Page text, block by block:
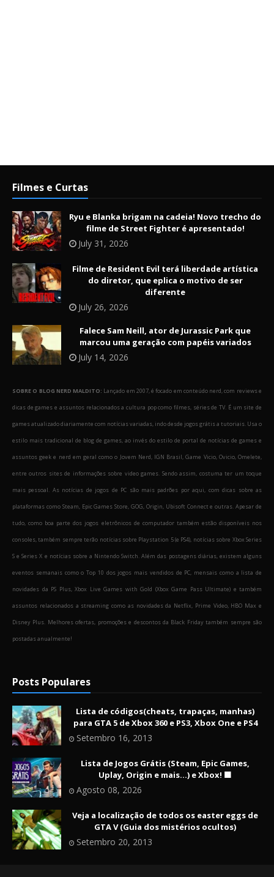
Filmes e Curtas
Ryu e Blanka brigam na cadeia! Novo trecho do
filme de Street Fighter é apresentado!
July 31, 2026
Filme de Resident Evil terá liberdade artística
do diretor, que eplica o motivo de ser
diferente
July 26, 2026
Falece Sam Neill, ator de Jurassic Park que
marcou uma geração com papéis variados
July 14, 2026
SOBRE O BLOG NERD MALDITO: Lançado em 2007, é focado em conteúdo nerd, com reviews e
dicas de games e assuntos relacionados a cultura pop como filmes, séries de TV. É um site de
games atualizado diariamente com notícias variadas, indo desde jogos grátis a tutoriais. Usa o
estilo mais tradicional de blog de games, ao invés do estilo de portal de notícias de games e
assuntos geek e nerd em geral como o Jovem Nerd, IGN Brasil, Game Vicio, Ovicio, Omelete,
entre outros sites de informações sobre video games. Sendo assim, costuma ter um toque
mais pessoal. As notícias de jogos de PC são mais padrões por aqui, com dicas sobre as
plataformas como Steam, Epic Games Store, GOG, Origin, Ubisoft Connect e outras. Apesar de
tudo, como boa parte dos jogos eletrônicos de computador também estão disponíveis nos
consoles, também sempre terão notícias sobre Playstation 5 (e PS4), notícias sobre Xbox Series
S e Series X e notícias sobre a Nintendo Switch. Além das postagens diárias, existem alguns
eventos semanais como o Top 10 dos jogos mais vendidos de PC, mensais como a lista de
novidades da PS Plus, Xbox Live Games with Gold (Xbox Game Pass Ultimate) e também
assuntos relacionados a streaming como as novidades da Netflix, Prime Video, HBO Max e
Disney Plus. Melhores ofertas, promoções e descontos da Black Friday também sempre são
postadas anualmente!
Posts Populares
Lista de códigos(cheats, trapaças, manhas)
para GTA 5 de Xbox 360 e PS3, Xbox One e PS4
Setembro 16, 2013
Lista de Jogos Grátis (Steam, Epic Games,
Uplay, Origin e mais...) e Xbox! 🟩
Agosto 08, 2026
Veja a localização de todos os easter eggs de
GTA V (Guia dos mistérios ocultos)
Setembro 20, 2013